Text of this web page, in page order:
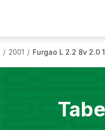
/ 2001 / Furgao L 2.2 8v 2.0